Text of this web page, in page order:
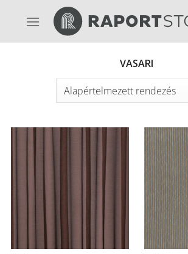
VASARI